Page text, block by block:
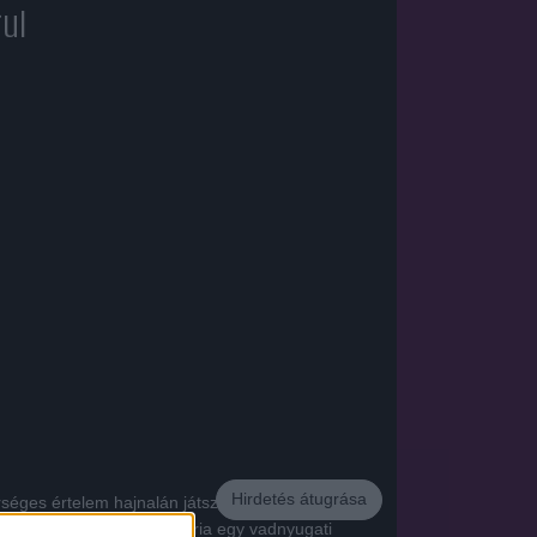
Hirdetés átugrása
értelem hajnalán játszódik, és a bűnbeesés
A tíz részből álló széria egy vadnyugati